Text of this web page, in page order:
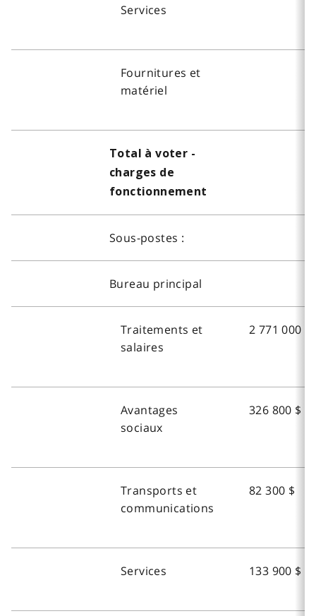
Services
Fournitures et
matériel
Total à voter -
charges de
fonctionnement
Sous-postes :
Bureau principal
Traitements et
salaires
2 771 000 $
Avantages
sociaux
326 800 $
Transports et
communications
82 300 $
Services 133 900 $